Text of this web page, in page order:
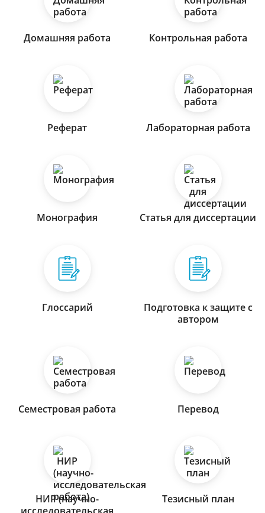
Домашняя работа Контрольная работа
Реферат Лабораторная работа
Монография Статья для диссертации
Глоссарий
Подготовка к защите с
автором
Семестровая работа Перевод
НИР (научно-
Тезисный план